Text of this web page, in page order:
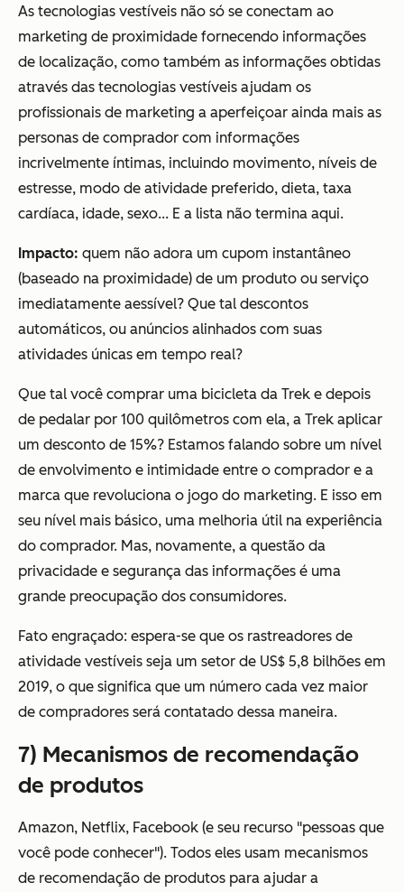
As tecnologias vestíveis não só se conectam ao
marketing de proximidade fornecendo informações
de localização, como também as informações obtidas
através das tecnologias vestíveis ajudam os
profissionais de marketing a aperfeiçoar ainda mais as
personas de comprador com informações
incrivelmente íntimas, incluindo movimento, níveis de
estresse, modo de atividade preferido, dieta, taxa
cardíaca, idade, sexo... E a lista não termina aqui.
Impacto: quem não adora um cupom instantâneo
(baseado na proximidade) de um produto ou serviço
imediatamente aessível? Que tal descontos
automáticos, ou anúncios alinhados com suas
atividades únicas em tempo real?
Que tal você comprar uma bicicleta da Trek e depois
de pedalar por 100 quilômetros com ela, a Trek aplicar
um desconto de 15%? Estamos falando sobre um nível
de envolvimento e intimidade entre o comprador e a
marca que revoluciona o jogo do marketing. E isso em
seu nível mais básico, uma melhoria útil na experiência
do comprador. Mas, novamente, a questão da
privacidade e segurança das informações é uma
grande preocupação dos consumidores.
Fato engraçado: espera-se que os rastreadores de
atividade vestíveis seja um setor de US$ 5,8 bilhões em
2019, o que significa que um número cada vez maior
de compradores será contatado dessa maneira.
7) Mecanismos de recomendação
de produtos
Amazon, Netflix, Facebook (e seu recurso "pessoas que
você pode conhecer"). Todos eles usam mecanismos
de recomendação de produtos para ajudar a